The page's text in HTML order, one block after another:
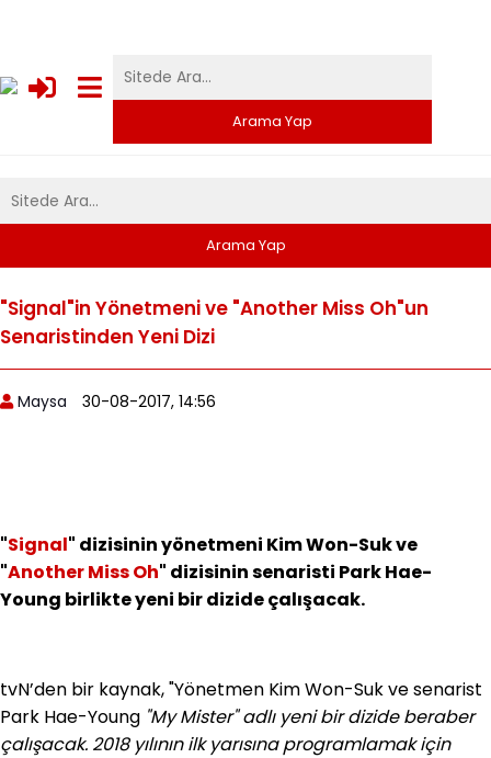
"Signal"in Yönetmeni ve "Another Miss Oh"un
Senaristinden Yeni Dizi
Maysa 30-08-2017, 14:56
"Signal" dizisinin yönetmeni Kim Won-Suk ve
"Another Miss Oh" dizisinin senaristi Park Hae-
Young birlikte yeni bir dizide çalışacak.
tvN’den bir kaynak, "Yönetmen Kim Won-Suk ve senarist
Park Hae-Young "My Mister" adlı yeni bir dizide beraber
çalışacak. 2018 yılının ilk yarısına programlamak için